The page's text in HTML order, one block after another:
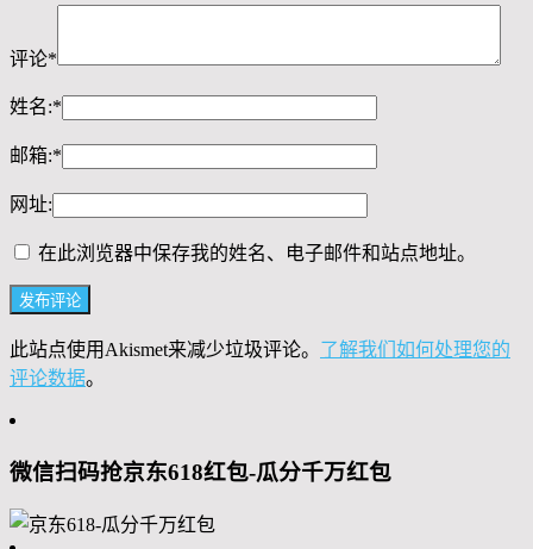
评论*
姓名:*
邮箱:*
网址:
在此浏览器中保存我的姓名、电子邮件和站点地址。
此站点使用Akismet来减少垃圾评论。 了解我们如何处理您的
评论数据。
微信扫码抢京东618红包-瓜分千万红包